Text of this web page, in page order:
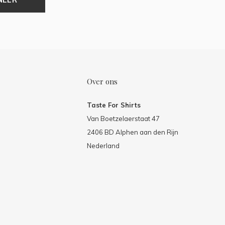
Over ons
Taste For Shirts
Van Boetzelaerstaat 47
2406 BD Alphen aan den Rijn
Nederland